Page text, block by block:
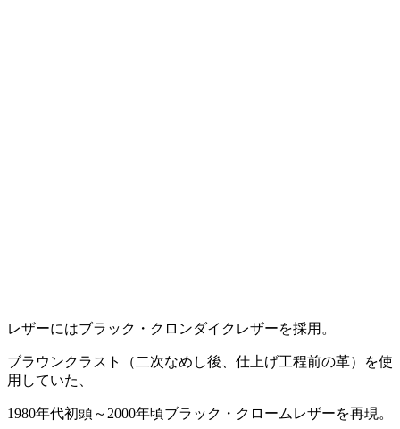
レザーにはブラック・クロンダイクレザーを採用。
ブラウンクラスト（二次なめし後、仕上げ工程前の革）を使
用していた、
1980年代初頭～2000年頃ブラック・クロームレザーを再現。